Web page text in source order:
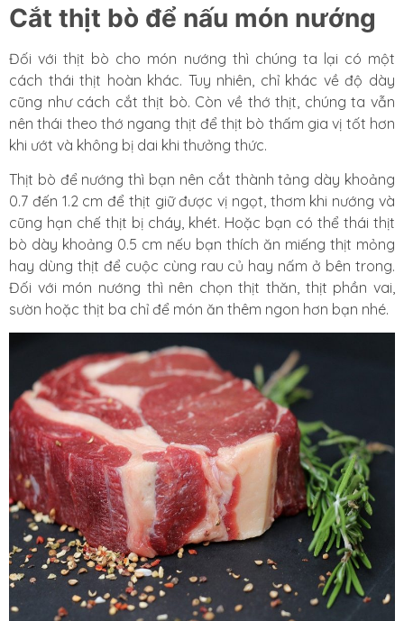
Cắt thịt bò để nấu món nướng
Đối với thịt bò cho món nướng thì chúng ta lại có một
cách thái thịt hoàn khác. Tuy nhiên, chỉ khác về độ dày
cũng như cách cắt thịt bò. Còn về thớ thịt, chúng ta vẫn
nên thái theo thớ ngang thịt để thịt bò thấm gia vị tốt hơn
khi ướt và không bị dai khi thưởng thức.
Thịt bò để nướng thì bạn nên cắt thành tảng dày khoảng
0.7 đến 1.2 cm để thịt giữ được vị ngọt, thơm khi nướng và
cũng hạn chế thịt bị cháy, khét. Hoặc bạn có thể thái thịt
bò dày khoảng 0.5 cm nếu bạn thích ăn miếng thịt mỏng
hay dùng thịt để cuộc cùng rau củ hay nấm ở bên trong.
Đối với món nướng thì nên chọn thịt thăn, thịt phần vai,
sườn hoặc thịt ba chỉ để món ăn thêm ngon hơn bạn nhé.